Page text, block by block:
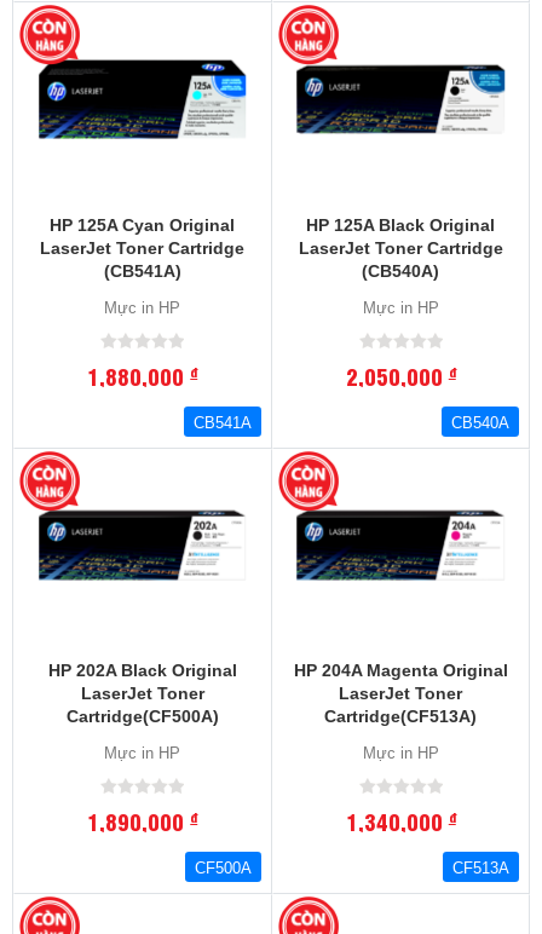
HP 125A Cyan Original
LaserJet Toner Cartridge
(CB541A)
Mực in HP
1,880,000đ
CB541A
HP 125A Black Original
LaserJet Toner Cartridge
(CB540A)
Mực in HP
2,050,000đ
CB540A
HP 202A Black Original
LaserJet Toner
Cartridge(CF500A)
Mực in HP
1,890,000đ
CF500A
HP 204A Magenta Original
LaserJet Toner
Cartridge(CF513A)
Mực in HP
1,340,000đ
CF513A